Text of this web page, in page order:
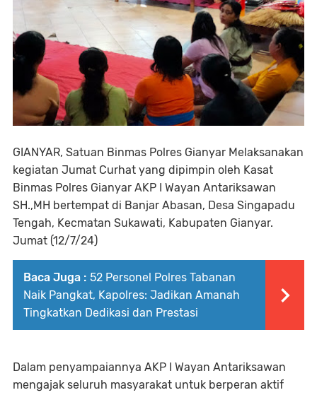
GIANYAR, Satuan Binmas Polres Gianyar Melaksanakan
kegiatan Jumat Curhat yang dipimpin oleh Kasat
Binmas Polres Gianyar AKP I Wayan Antariksawan
SH.,MH bertempat di Banjar Abasan, Desa Singapadu
Tengah, Kecmatan Sukawati, Kabupaten Gianyar.
Jumat (12/7/24)
Baca Juga : 52 Personel Polres Tabanan
Naik Pangkat, Kapolres: Jadikan Amanah
Tingkatkan Dedikasi dan Prestasi
Dalam penyampaiannya AKP I Wayan Antariksawan
mengajak seluruh masyarakat untuk berperan aktif